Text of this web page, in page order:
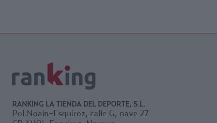
RANKING LA TIENDA DEL DEPORTE, S.L.
Pol.Noain-Esquiroz, calle G, nave 27